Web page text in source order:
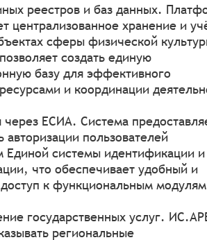
реестров и баз данных.
централизованное хранение и
сферы физической
создать единую
базу для эффективного
и координации
через ЕСИА. Система
авторизации пользователей
Единой системы идентификации и
что обеспечивает удобный и
к функциональным модулям
государственных услуг.
региональные